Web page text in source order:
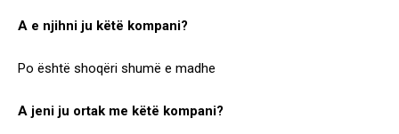
A e njihni ju këtë kompani?
Po është shoqëri shumë e madhe
A jeni ju ortak me këtë kompani?